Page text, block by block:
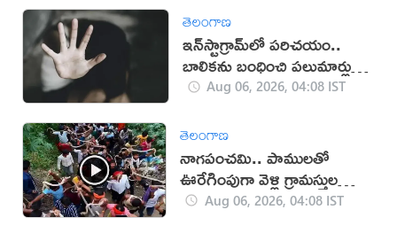
తెలంగాణ
ఇన్‌స్టాగ్రామ్‌లో పరిచయం..
బాలికను బంధించి పలుమార్లు
లైంగిక దాడి
Aug 06, 2026, 04:08 IST
తెలంగాణ
నాగపంచమి.. పాములతో
ఊరేగింపుగా వెళ్లి గ్రామస్తుల
పూజలు(వీడియో)
Aug 06, 2026, 04:08 IST